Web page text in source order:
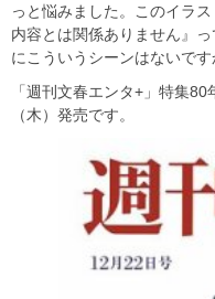
っと悩みました。このイラ
内容とは関係ありません』
にこういうシーンはないです
「週刊文春エンタ+」特集
（木）発売です。